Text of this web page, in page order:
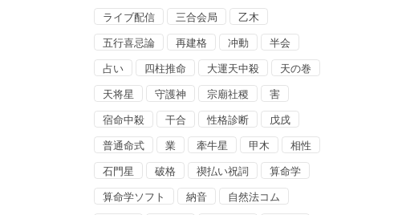
ライブ配信 三合会局 乙木
五行喜忌論 再建格 冲動 半会
占い 四柱推命 大運天中殺 天の巻
天将星 守護神 宗廟社稷 害
宿命中殺 干合 性格診断 戊戌
普通命式 業 牽牛星 甲木 相性
石門星 破格 禊払い祝詞 算命学
算命学ソフト 納音 自然法コム